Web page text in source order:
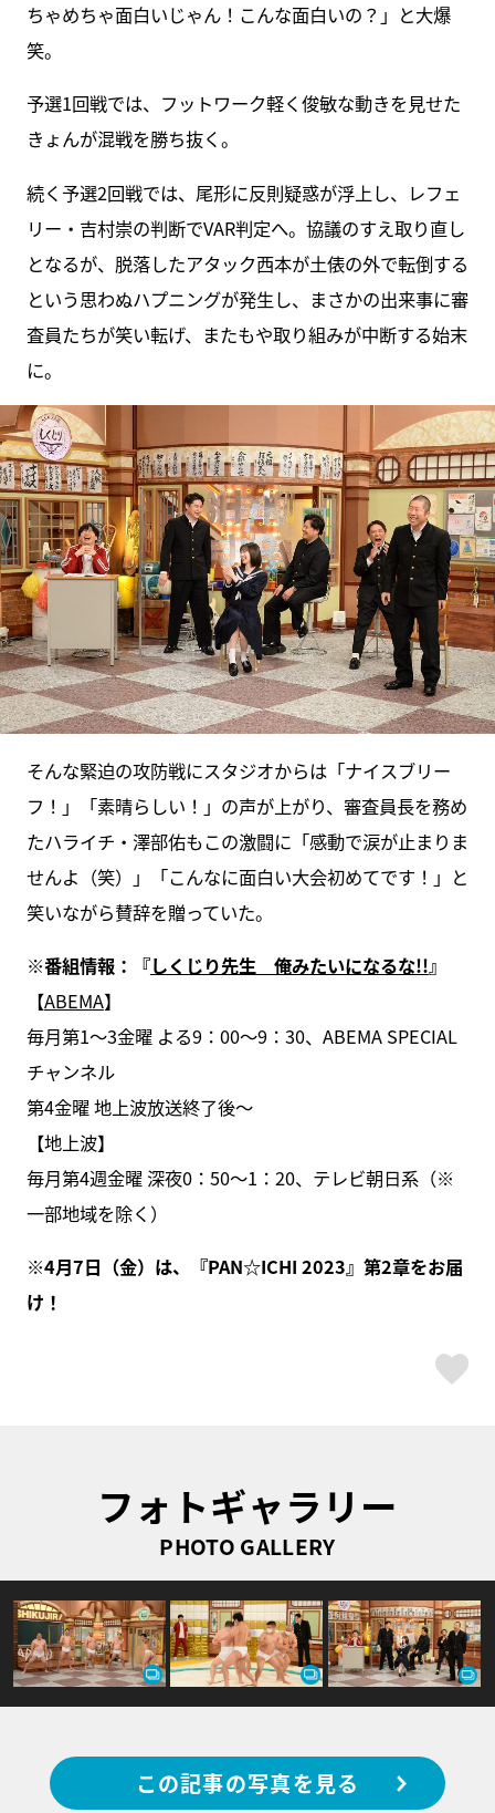
ちゃめちゃ面白いじゃん！こんな面白いの？」と大爆
笑。
予選1回戦では、フットワーク軽く俊敏な動きを見せた
きょんが混戦を勝ち抜く。
続く予選2回戦では、尾形に反則疑惑が浮上し、レフェ
リー・吉村崇の判断でVAR判定へ。協議のすえ取り直し
となるが、脱落したアタック西本が土俵の外で転倒する
という思わぬハプニングが発生し、まさかの出来事に審
査員たちが笑い転げ、またもや取り組みが中断する始末
に。
そんな緊迫の攻防戦にスタジオからは「ナイスブリー
フ！」「素晴らしい！」の声が上がり、審査員長を務め
たハライチ・澤部佑もこの激闘に「感動で涙が止まりま
せんよ（笑）」「こんなに面白い大会初めてです！」と
笑いながら賛辞を贈っていた。
※番組情報：『しくじり先生 俺みたいになるな!!』
【ABEMA】
毎月第1〜3金曜 よる9：00〜9：30、ABEMA SPECIAL
チャンネル
第4金曜 地上波放送終了後〜
【地上波】
毎月第4週金曜 深夜0：50～1：20、テレビ朝日系（※
一部地域を除く）
※4月7日（金）は、『PAN☆ICHI 2023』第2章をお届
け！
フォトギャラリー
PHOTO GALLERY
この記事の写真を見る